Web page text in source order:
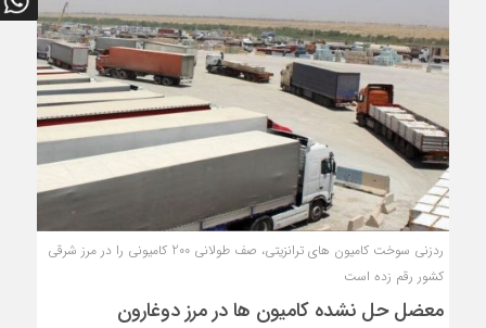
ردزنی سوخت کامیون های ترانزیتی، صف طولانی 200 کامیونی را در مرز شرقی
کشور رقم زده است
معضل حل نشده کامیون ها در مرز دوغارون